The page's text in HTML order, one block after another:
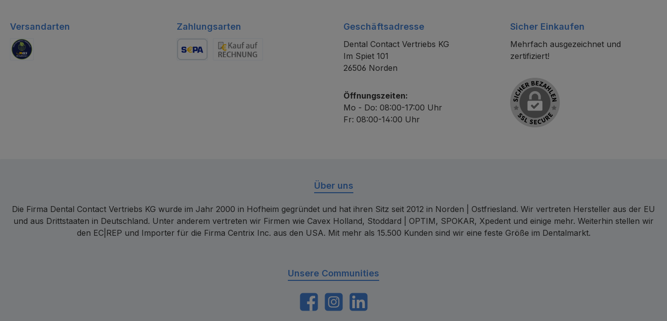
Versandarten Zahlungsarten Geschäftsadresse
Dental Contact Vertriebs KG
Im Spiet 101
26506 Norden
Öffnungszeiten:
Mo - Do: 08:00-17:00 Uhr
Fr: 08:00-14:00 Uhr
Sicher Einkaufen
Mehrfach ausgezeichnet und
zertifiziert!
Über uns
Die Firma Dental Contact Vertriebs KG wurde im Jahr 2000 in Hofheim gegründet und hat ihren Sitz seit 2012 in Norden | Ostfriesland. Wir vertreten Hersteller aus der EU
und aus Drittstaaten in Deutschland. Unter anderem vertreten wir Firmen wie Cavex Holland, Stoddard | OPTIM, SPOKAR, Xpedent und einige mehr. Weiterhin stellen wir
den EC|REP und Importer für die Firma Centrix Inc. aus den USA. Mit mehr als 15.500 Kunden sind wir eine feste Größe im Dentalmarkt.
Unsere Communities
https://www.facebook.com/dentalcontact
InstagramLinkedIn